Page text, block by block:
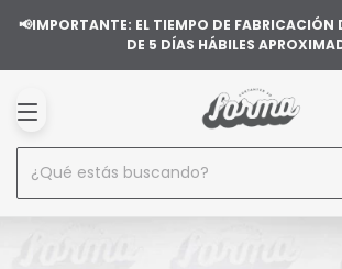
📢IMPORTANTE: EL TIEMPO DE FABRICACIÓN
DE 5 DÍAS HÁBILES